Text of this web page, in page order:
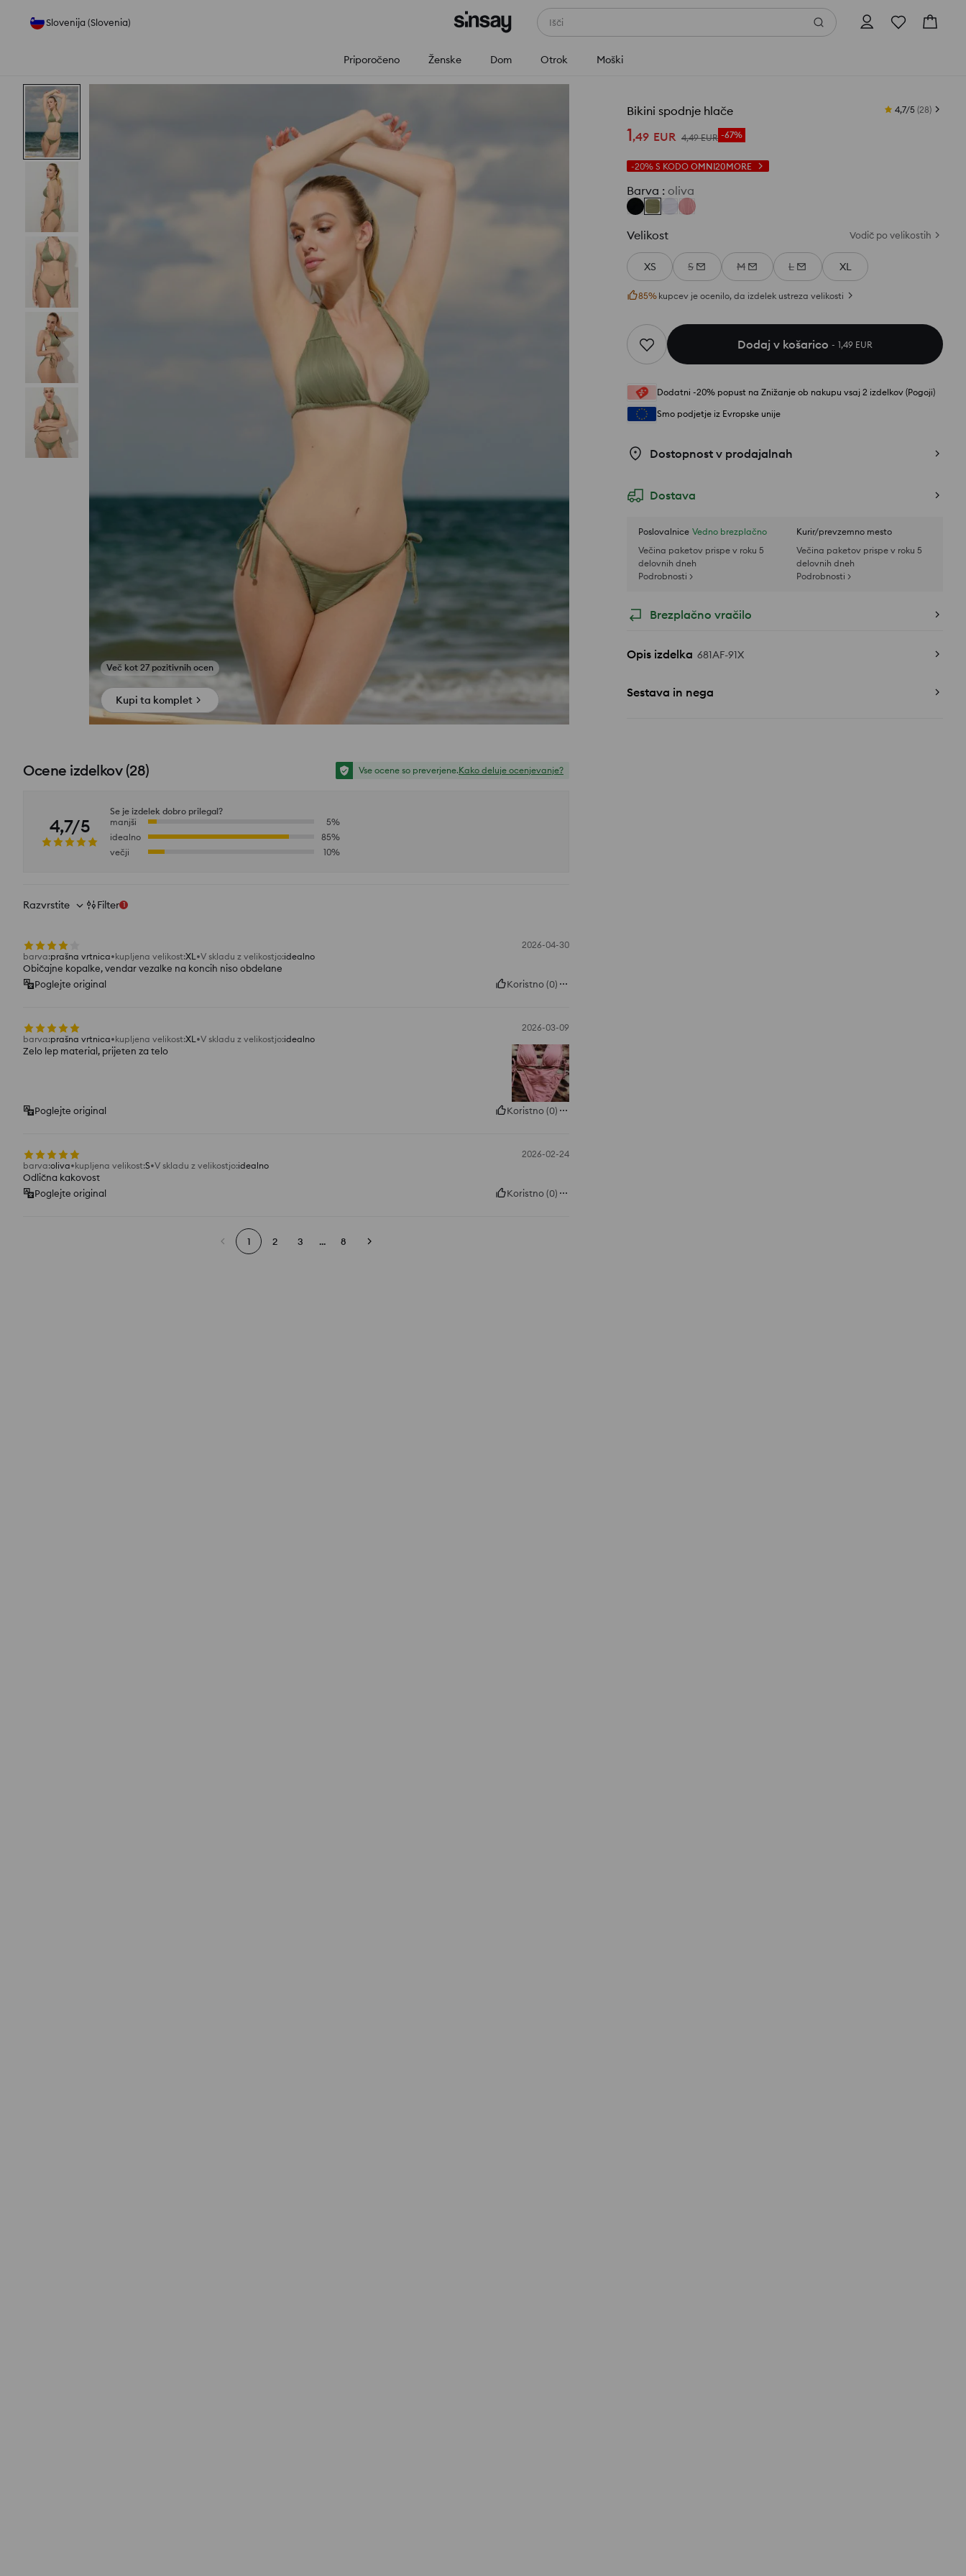
Slovenija (Slovenia) Išči
Priporočeno Ženske Dom Otrok Moški
Bikini spodnje hlače 4,7/5 (28)
1,49 EUR 4,49 EUR -67%
-20% S KODO OMNI20MORE
Barva : oliva
Velikost Vodič po velikostih
XS S M L XL
85% kupcev je ocenilo, da izdelek ustreza velikosti
Dodaj v košarico 1,49 EUR
Dodatni -20% popust na Znižanje ob nakupu vsaj 2 izdelkov (Pogoji)
Smo podjetje iz Evropske unije
Dostopnost v prodajalnah
Dostava
Poslovalnice Vedno brezplačno
Večina paketov prispe v roku 5
delovnih dneh
Podrobnosti >
Kurir/prevzemno mesto
Večina paketov prispe v roku 5
delovnih dneh
Podrobnosti >
Brezplačno vračilo
Opis izdelka 681AF-91X
Sestava in nega
Poglej fotografije iz ocen
Kupi ta komplet
Ocene izdelkov(28) Vse ocene so preverjene.Kako deluje ocenjevanje?
4,7/5
Se je izdelek dobro prilegal?
manjši
5%
idealno
85%
večji
10%
Razvrstite Filter 1
2026-04-30
barva:prašna vrtnica kupljena velikost:XL V skladu z velikostjo:idealno
Običajne kopalke, vendar vezalke na koncih niso obdelane
Poglejte original
Koristno(0)
2026-03-09
barva:prašna vrtnica kupljena velikost:XL V skladu z velikostjo:idealno
Zelo lep material, prijeten za telo
Poglejte original Koristno(0)
2026-02-24
barva:oliva kupljena velikost:S V skladu z velikostjo:idealno
Odlična kakovost
Poglejte original
Koristno(0)
1 2 3 ... 8